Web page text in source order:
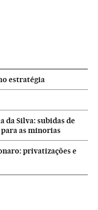
estratégia
da Silva: subidas de
as minorias
privatizações e